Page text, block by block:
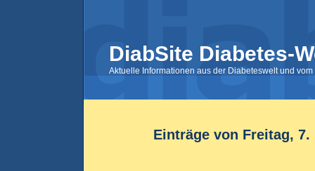
DiabSite Diabetes-
Aktuelle Informationen aus der Diabeteswelt und
Einträge von Freitag, 7.